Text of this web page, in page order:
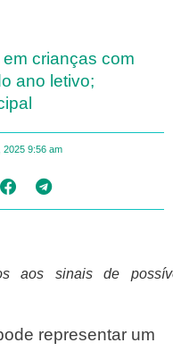
crianças com
ano letivo;
2025 9:56 am
aos sinais de
representar um